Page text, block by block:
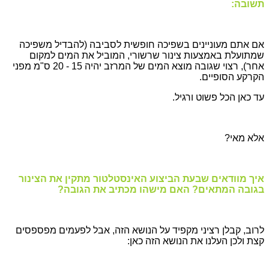
תשובה:
אם אתם מעוניינים בשפיכה חופשית לסביבה (להבדיל משפיכה
שמתועלת באמצעות צינור שרשורי, המוביל את המים למקום
אחר), רצוי שגובה מוצא המים של המרזב יהיה 15 - 20 ס"מ מפני
הקרקע הסופיים.
עד כאן הכל פשוט ורגיל.
אלא מאי?
איך מוודאים שבעת הביצוע האינסטלטור מתקין את הצינור
בגובה המתאים? האם מישהו מכתיב את הגובה?
לרוב, קבלן רציני מקפיד על הנושא הזה, אבל לפעמים מפספסים
קצת ולכן העלנו את הנושא הזה כאן: